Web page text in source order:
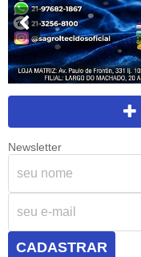
Newsletter
CADASTRAR